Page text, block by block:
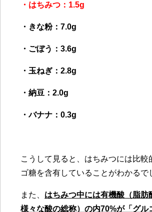
・はちみつ：1.5g
・きな粉：7.0g
・ごぼう：3.6g
・玉ねぎ：2.8g
・納豆：2.0g
・バナナ：0.3g
こうして見ると、はちみつには比較
ゴ糖を含有していることがわかるで
また、 はちみつ中には有機酸（脂肪
様々な酸の総称）の内70%が「グル